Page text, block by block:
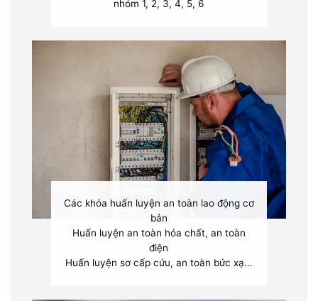
nhóm 1, 2, 3, 4, 5, 6
Các khóa huấn luyện an toàn lao động cơ
bản
Huấn luyện an toàn hóa chất, an toàn
điện
Huấn luyện sơ cấp cứu, an toàn bức xạ…